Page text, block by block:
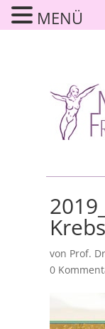
Krebs
von Prof.
0
MENÜ